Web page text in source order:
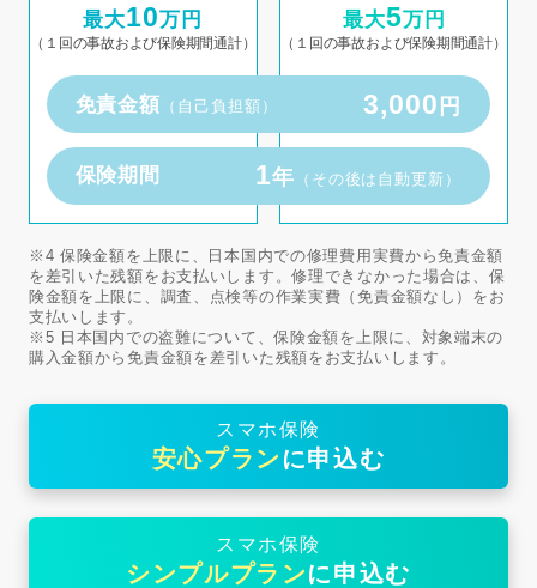
最大10万円
（１回の事故および保険期間通計）
免責金額 （自己負担額） 3,000 円
保険期間 1年 （その後は自動更新）
最大5万円
（１回の事故および保険期間通計）
※4 保険金額を上限に、日本国内での修理費用実費から免責金額
を差引いた残額をお支払いします。修理できなかった場合は、保
険金額を上限に、調査、点検等の作業実費（免責金額なし）をお
支払いします。
※5 日本国内での盗難について、保険金額を上限に、対象端末の
購入金額から免責金額を差引いた残額をお支払いします。
スマホ保険
安心プランに申込む
スマホ保険
シンプルプランに申込む